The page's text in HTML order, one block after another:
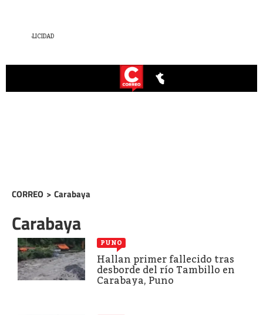
CORREO > Carabaya
Carabaya
PUNO
Hallan primer fallecido tras
desborde del río Tambillo en
Carabaya, Puno